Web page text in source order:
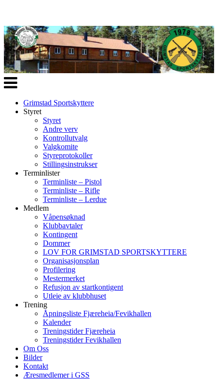
Veksle
navigasjon
Grimstad Sportskyttere
Styret
Styret
Andre verv
Kontrollutvalg
Valgkomite
Styreprotokoller
Stillingsinstrukser
Terminlister
Terminliste – Pistol
Terminliste – Rifle
Terminliste – Lerdue
Medlem
Våpensøknad
Klubbavtaler
Kontingent
Dommer
LOV FOR GRIMSTAD SPORTSKYTTERE
Organisasjonsplan
Profilering
Mestermerket
Refusjon av startkontigent
Utleie av klubbhuset
Trening
Åpningsliste Fjæreheia/Fevikhallen
Kalender
Treningstider Fjæreheia
Treningstider Fevikhallen
Om Oss
Bilder
Kontakt
Æresmedlemer i GSS